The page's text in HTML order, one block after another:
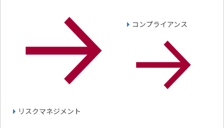
コンプライアンス
リスクマネジメント